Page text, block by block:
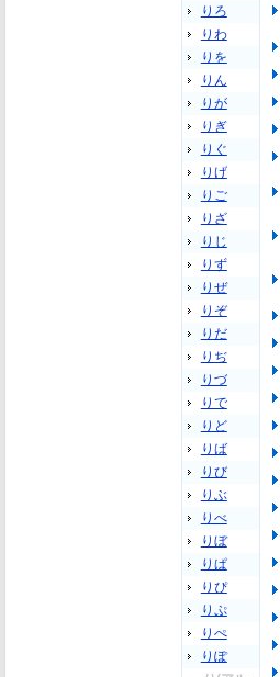
りろ
りわ
りを
りん
りが
りぎ
りぐ
りげ
りご
りざ
りじ
りず
りぜ
りぞ
りだ
りぢ
りづ
りで
りど
りば
りび
りぶ
りべ
りぼ
りぱ
りぴ
りぷ
りぺ
りぽ